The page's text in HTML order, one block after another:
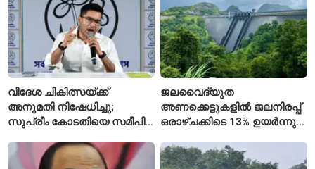
വിദേശ ചികിത്സയ്ക്ക്
അനുമതി നിഷേധിച്ചു;
സുപ്രീം കോടതിയെ സമീപിച്ച്
ജലവൈദ്യുത
അണക്കെട്ടുകളിൽ ജലനിരപ്പ്
ഒരാഴ്ചക്കിടെ 13% ഉയർന്നു;
ഇപ്പോഴും കുറവ്